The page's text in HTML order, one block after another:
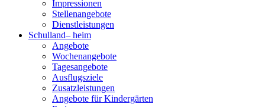
Impressionen
Stellenangebote
Dienstleistungen
Schulland– heim
Angebote
Wochenangebote
Tagesangebote
Ausflugsziele
Zusatzleistungen
Angebote für Kindergärten